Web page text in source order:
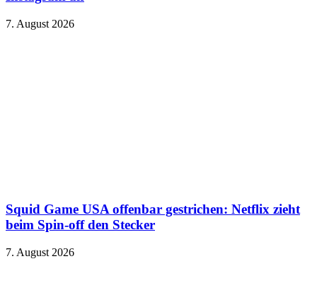
7. August 2026
Squid Game USA offenbar gestrichen: Netflix zieht
beim Spin-off den Stecker
7. August 2026